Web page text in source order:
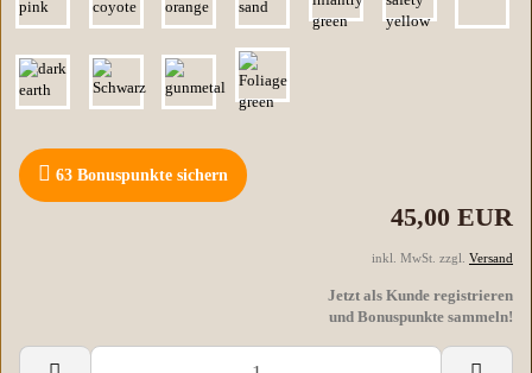
63 Bonuspunkte sichern
45,00 EUR
inkl. MwSt. zzgl. Versand
Jetzt als Kunde registrieren
und Bonuspunkte sammeln!